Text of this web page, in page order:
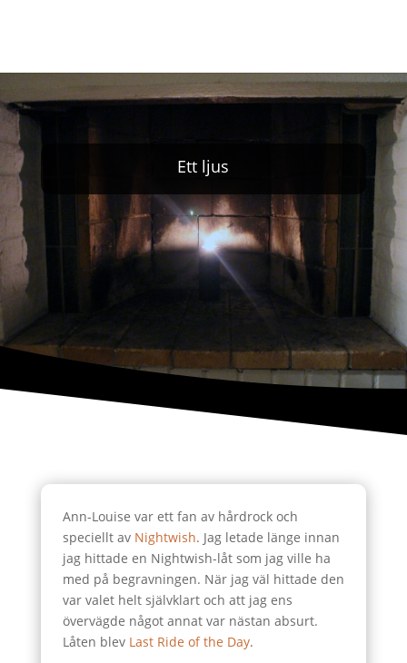
Ett ljus
Ann-Louise var ett fan av hårdrock och
speciellt av Nightwish. Jag letade länge innan
jag hittade en Nightwish-låt som jag ville ha
med på begravningen. När jag väl hittade den
var valet helt självklart och att jag ens
övervägde något annat var nästan absurt.
Låten blev Last Ride of the Day.